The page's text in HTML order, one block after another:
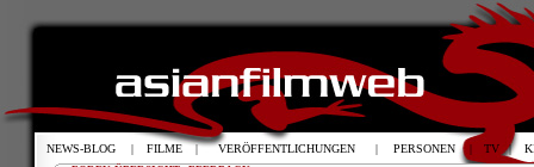
NEWS-BLOG | FILME | VERÖFFENTLICHUNGEN | PERSONEN | TV |